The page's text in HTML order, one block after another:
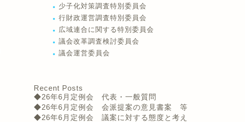
少子化対策調査特別委員会
行財政運営調査特別委員会
広域連合に関する特別委員会
議会改革調査検討委員会
議会運営委員会
Recent Posts
◆26年6月定例会 代表・一般質問
◆26年6月定例会 会派提案の意見書案 等
◆26年6月定例会 議案に対する態度と考え